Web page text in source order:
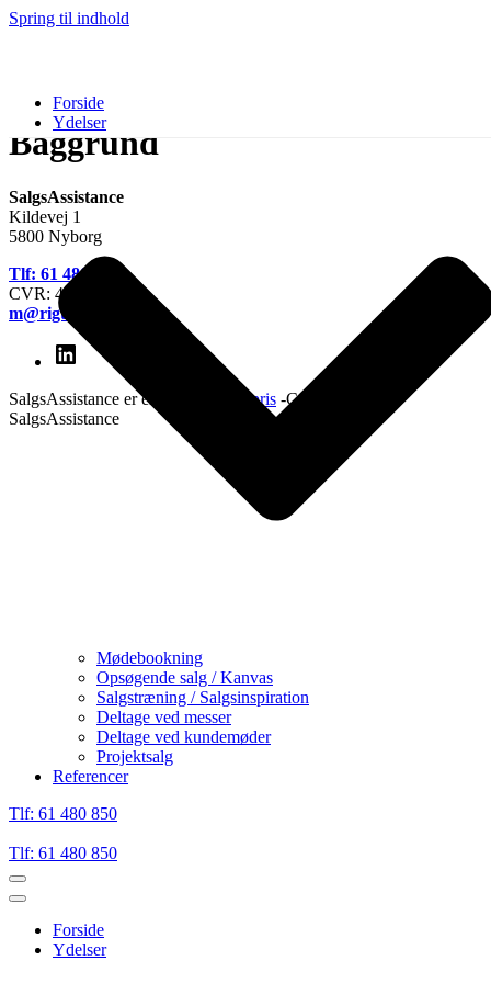
Spring til indhold
Forside
Ydelser
Mødebookning
Opsøgende salg / Kanvas
Salgstræning / Salgsinspiration
Deltage ved messer
Deltage ved kundemøder
Projektsalg
Referencer
Tlf: 61 480 850
Tlf: 61 480 850
Tænd/sluk
for
Tænd/sluk
navigation
Forside
Ydelser
Baggrund
SalgsAssistance
Kildevej 1
5800 Nyborg
Tlf: 61 480 850
CVR: 42349704
m@rigtigpris.dk
LinkedIn
SalgsAssistance er en del af Rigtigpris -Copyright by
SalgsAssistance